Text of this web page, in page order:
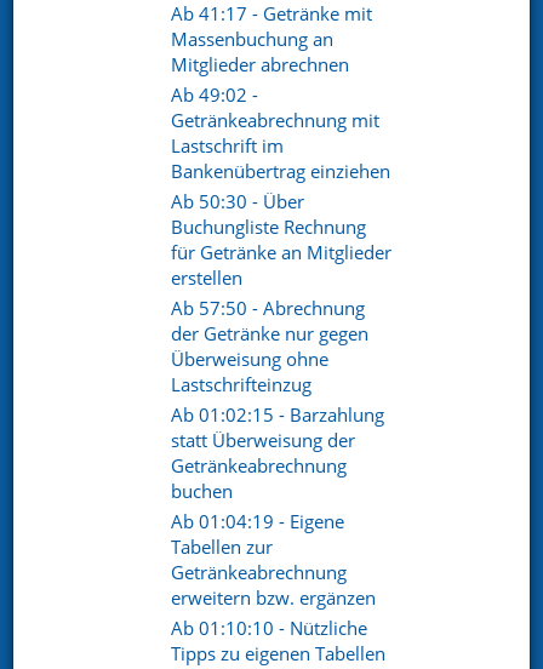
Ab 41:17 - Getränke mit
Massenbuchung an
Mitglieder abrechnen
Ab 49:02 -
Getränkeabrechnung mit
Lastschrift im
Bankenübertrag einziehen
Ab 50:30 - Über
Buchungliste Rechnung
für Getränke an Mitglieder
erstellen
Ab 57:50 - Abrechnung
der Getränke nur gegen
Überweisung ohne
Lastschrifteinzug
Ab 01:02:15 - Barzahlung
statt Überweisung der
Getränkeabrechnung
buchen
Ab 01:04:19 - Eigene
Tabellen zur
Getränkeabrechnung
erweitern bzw. ergänzen
Ab 01:10:10 - Nützliche
Tipps zu eigenen Tabellen
84307 Eggenfelden
Telefon. +49 (0) 8721 / 50648-89
info@netxp-verein.de
Vereinsverwaltung
Mitgliederverwaltung
Finanzverwaltung
Kommunikation /
Schriftverkehr
Referenzen